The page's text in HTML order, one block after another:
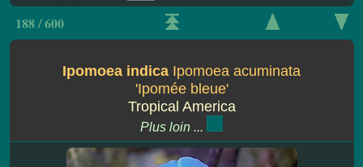
188 / 600
Ipomoea indica Ipomoea acuminata
'Ipomée bleue'
Tropical America
Plus loin ...